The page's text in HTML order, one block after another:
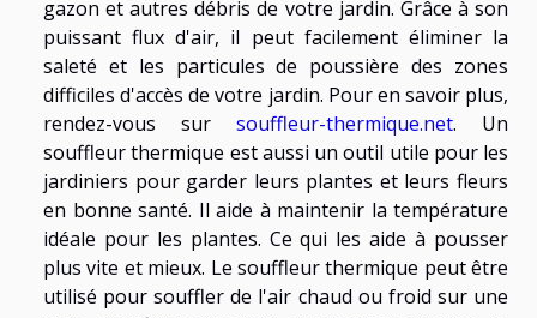
gazon et autres débris de votre jardin. Grâce à son
puissant flux d'air, il peut facilement éliminer la
saleté et les particules de poussière des zones
difficiles d'accès de votre jardin. Pour en savoir plus,
rendez-vous sur souffleur-thermique.net. Un
souffleur thermique est aussi un outil utile pour les
jardiniers pour garder leurs plantes et leurs fleurs
en bonne santé. Il aide à maintenir la température
idéale pour les plantes. Ce qui les aide à pousser
plus vite et mieux. Le souffleur thermique peut être
utilisé pour souffler de l'air chaud ou froid sur une